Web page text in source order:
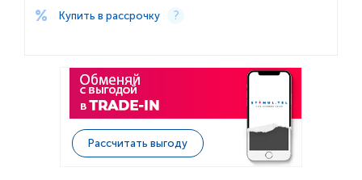
Купить в рассрочку
Рассчитать выгоду